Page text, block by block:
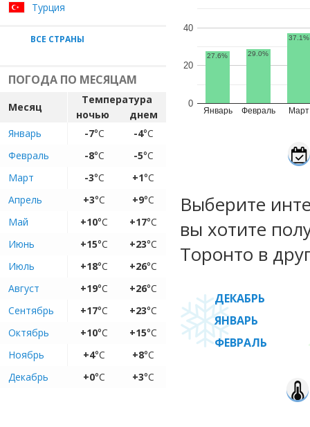
Турция
ВСЕ СТРАНЫ
ПОГОДА ПО МЕСЯЦАМ
Месяц
Температура
ночью
днем
Январь
-7°C -4°C
Февраль
-8°C -5°C
Март
-3°C +1°C
Апрель
+3°C +9°C
Май
+10°C +17°C
Июнь
+15°C +23°C
Июль
+18°C +26°C
Август
+19°C +26°C
Сентябрь
+17°C +23°C
Октябрь
+10°C +15°C
Ноябрь
+4°C +8°C
Декабрь
+0°C +3°C
Январь Февраль Март
0
20
40
27.6% 29.0%
37.1%
Выберите
вы хотите
Торонто в
ДЕКАБРЬ
ЯНВАРЬ
ФЕВРАЛЬ